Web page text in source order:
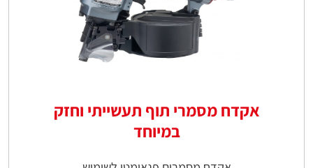
אקדח מסמרי תוף תעשייתי וחזק
במיוחד